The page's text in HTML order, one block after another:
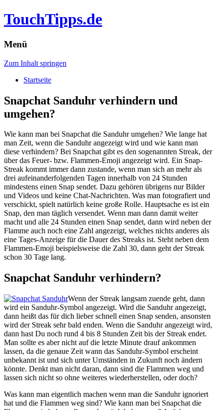
TouchTipps.de
Menü
Zum Inhalt springen
Startseite
Snapchat Sanduhr verhindern und
umgehen?
Wie kann man bei Snapchat die Sanduhr umgehen? Wie lange hat
man Zeit, wenn die Sanduhr angezeigt wird und wie kann man
diese verhindern? Bei Snapchat gibt es den sogenannten Streak, der
über das Feuer- bzw. Flammen-Emoji angezeigt wird. Ein Snap-
Streak kommt immer dann zustande, wenn man sich an mehr als
drei aufeinanderfolgenden Tagen innerhalb von 24 Stunden
mindestens einen Snap sendet. Dazu gehören übrigens nur Bilder
und Videos und keine Chat-Nachrichten. Was man fotografiert und
verschickt, spielt natürlich keine große Rolle. Hauptsache es ist ein
Snap, den man täglich versendet. Wenn man dann damit weiter
macht und alle 24 Stunden einen Snap sendet, dann wird neben der
Flamme auch noch eine Zahl angezeigt, welches nichts anderes als
eine Tages-Anzeige für die Dauer des Streaks ist. Steht neben dem
Flammen-Emoji beispielsweise die Zahl 30, dann geht der Streak
schon 30 Tage lang.
Snapchat Sanduhr verhindern?
Wenn der Streak langsam zuende geht, dann
wird ein Sanduhr-Symbol angezeigt. Wird die Sanduhr angezeigt,
dann heißt das für dich lieber schnell einen Snap senden, ansonsten
wird der Streak sehr bald enden. Wenn die Sanduhr angezeigt wird,
dann hast Du noch rund 4 bis 8 Stunden Zeit bis der Streak endet.
Man sollte es aber nicht auf die letzte Minute drauf ankommen
lassen, da die genaue Zeit wann das Sanduhr-Symbol erscheint
unbekannt ist und sich unter Umständen in Zukunft noch ändern
könnte. Denkt man nicht daran, dann sind die Flammen weg und
lassen sich nicht so ohne weiteres wiederherstellen, oder doch?
Was kann man eigentlich machen wenn man die Sanduhr ignoriert
hat und die Flammen weg sind? Wie kann man bei Snapchat die